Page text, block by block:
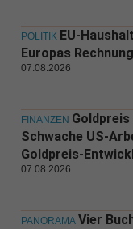
POLITIK EU-
Europas
07.08.2026
FINANZEN
Schwache US-
Goldpreis-
07.08.2026
PANORAMA Vier